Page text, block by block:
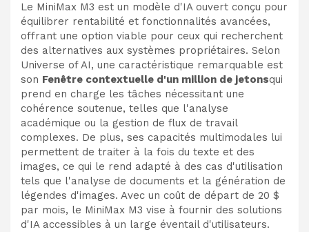
Le MiniMax M3 est un modèle d'IA ouvert conçu pour
équilibrer rentabilité et fonctionnalités avancées,
offrant une option viable pour ceux qui recherchent
des alternatives aux systèmes propriétaires. Selon
Universe of AI, une caractéristique remarquable est
son Fenêtre contextuelle d'un million de jetonsqui
prend en charge les tâches nécessitant une
cohérence soutenue, telles que l'analyse
académique ou la gestion de flux de travail
complexes. De plus, ses capacités multimodales lui
permettent de traiter à la fois du texte et des
images, ce qui le rend adapté à des cas d'utilisation
tels que l'analyse de documents et la génération de
légendes d'images. Avec un coût de départ de 20 $
par mois, le MiniMax M3 vise à fournir des solutions
d'IA accessibles à un large éventail d'utilisateurs.